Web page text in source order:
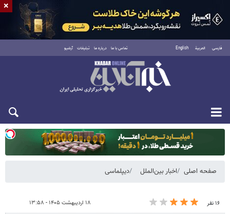
فارسی العربية English تماس با ما درباره ما تبلیغات آرشیو
یکشنبه ۱۸ مرداد ۱۴۰۵
صفحه اصلی اخبار بین‌الملل دیپلماسی
۱۶ نفر ۱۸ اردیبهشت ۱۴۰۵ - ۱۳:۵۸
×